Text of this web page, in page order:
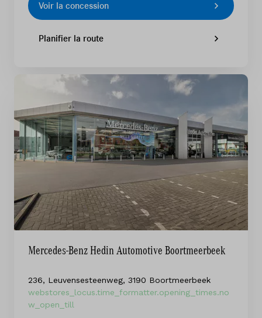
Voir la concession
Planifier la route
Mercedes-Benz Hedin Automotive Boortmeerbeek
236, Leuvensesteenweg, 3190 Boortmeerbeek
webstores_locus.time_formatter.opening_times.no
w_open_till